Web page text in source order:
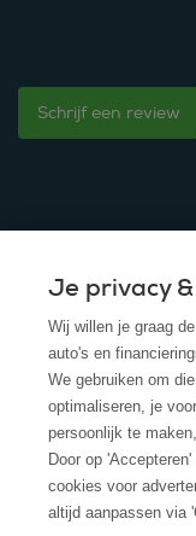
Schrijf een review
© 2025 - ROS
Algemene
Disclaimer
Privacy Policy
Cookies
Je privacy
Wij willen je graag
auto's en
We gebruiken om
optimaliseren, je
persoonlijk te
Door op
cookies voor
altijd aanpassen via